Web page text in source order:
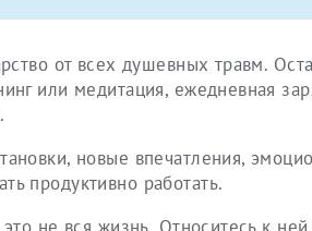
от всех душевных травм.
или медитация, ежедневная
новые впечатления,
продуктивно работать.